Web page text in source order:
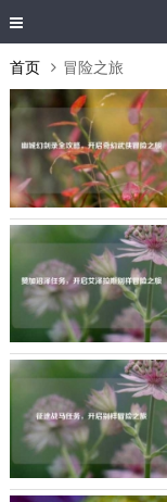
首页 冒险之旅